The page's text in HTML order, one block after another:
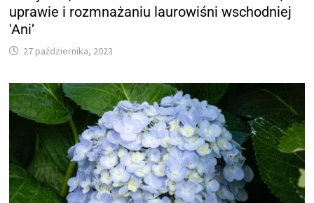
uprawie i rozmnażaniu laurowiśni wschodniej
'Ani’
27 października, 2023